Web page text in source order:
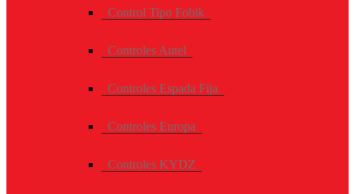
Control Tipo Fobik
Controles Autel
Controles Espada Fija
Controles Europa
Controles KYDZ